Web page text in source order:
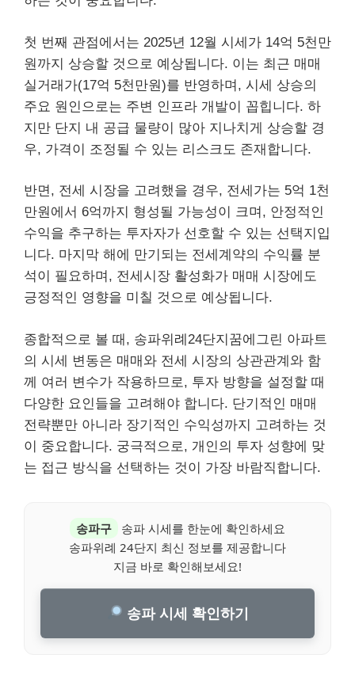
첫 번째 관점에서는 2025년 12월 시세가 14억 5천만
원까지 상승할 것으로 예상됩니다. 이는 최근 매매
실거래가(17억 5천만원)를 반영하며, 시세 상승의
주요 원인으로는 주변 인프라 개발이 꼽힙니다. 하
지만 단지 내 공급 물량이 많아 지나치게 상승할 경
우, 가격이 조정될 수 있는 리스크도 존재합니다.
반면, 전세 시장을 고려했을 경우, 전세가는 5억 1천
만원에서 6억까지 형성될 가능성이 크며, 안정적인
수익을 추구하는 투자자가 선호할 수 있는 선택지입
니다. 마지막 해에 만기되는 전세계약의 수익률 분
석이 필요하며, 전세시장 활성화가 매매 시장에도
긍정적인 영향을 미칠 것으로 예상됩니다.
종합적으로 볼 때, 송파위례24단지꿈에그린 아파트
의 시세 변동은 매매와 전세 시장의 상관관계와 함
께 여러 변수가 작용하므로, 투자 방향을 설정할 때
다양한 요인들을 고려해야 합니다. 단기적인 매매
전략뿐만 아니라 장기적인 수익성까지 고려하는 것
이 중요합니다. 궁극적으로, 개인의 투자 성향에 맞
는 접근 방식을 선택하는 것이 가장 바람직합니다.
송파구
송파 시세를 한눈에 확인하세요
송파위례 24단지 최신 정보를 제공합니다
지금 바로 확인해보세요!
송파 시세 확인하기